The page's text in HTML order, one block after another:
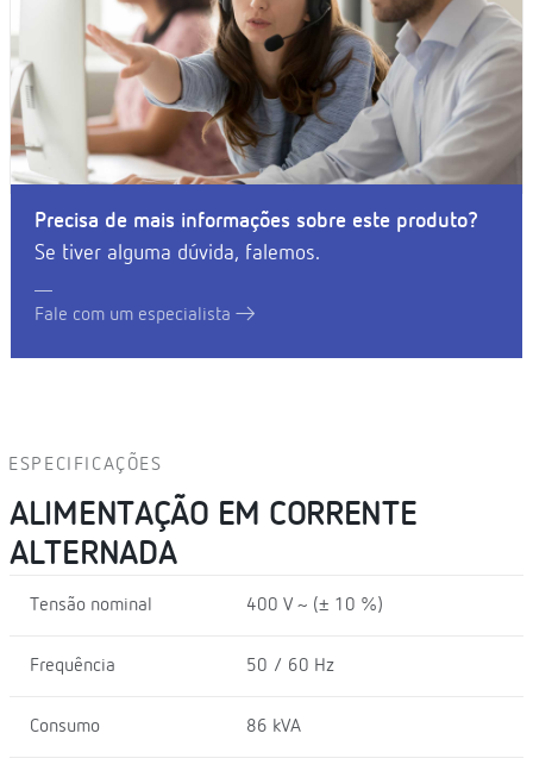
Precisa de mais informações sobre este produto?
Se tiver alguma dúvida, falemos.
Fale com um especialista
ESPECIFICAÇÕES
ALIMENTAÇÃO EM CORRENTE
ALTERNADA
Tensão nominal 400 V ~ (± 10 %)
Frequência 50 / 60 Hz
Consumo 86 kVA